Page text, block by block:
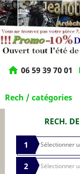
home 06 59 39 70 01
Rech / catégories
RECH.
1
2